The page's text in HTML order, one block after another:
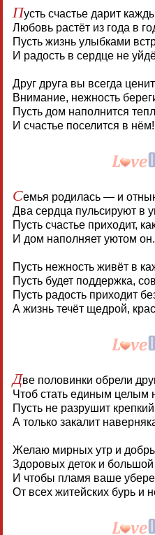
Пусть счастье дарит
Любовь растёт из года в
Пусть жизнь улыбками
И радость в сердце не
Друг друга вы всегда
Внимание, нежность
Пусть дом наполнится
И счастье поселится в нём!
Семья родилась — и
Два сердца пульсируют в
Пусть счастье приходит,
И дом наполняет уютом он.
Пусть нежность живёт в
Пусть будет поддержка,
Пусть радость приходит
А жизнь течёт щедрой,
Две половинки обрели
Чтоб стать единым целым
Пусть не разрушит
А только закалит
Желаю мирных утр и
Здоровых деток и
И чтобы пламя ваше
От всех житейских бурь и